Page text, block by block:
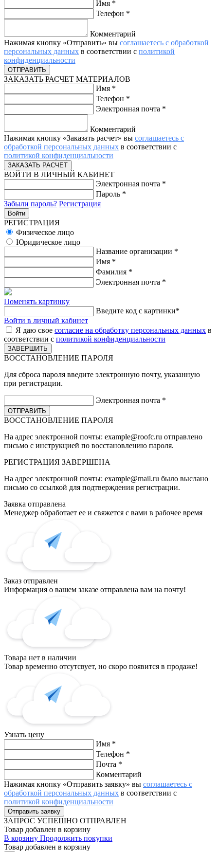
Имя *
Телефон *
Комментарий
Нажимая кнопку «Отправить» вы соглашаетесь с обработкой
персональных данных в соответствии с политикой
конфиденциальности
ЗАКАЗАТЬ РАСЧЕТ МАТЕРИАЛОВ
Имя *
Телефон *
Электронная почта *
Комментарий
Нажимая кнопку «Заказать расчет» вы соглашаетесь с
обработкой персональных данных в соответствии с
политикой конфиденциальности
ВОЙТИ В ЛИЧНЫЙ КАБИНЕТ
Электронная почта *
Пароль *
Забыли пароль? Регистрация
РЕГИСТРАЦИЯ
Физическое лицо
Юридическое лицо
Название организации *
Имя *
Фамилия *
Электронная почта *
Поменять картинку
Введите код с картинки*
Войти в личный кабинет
Я даю свое согласие на обработку персональных данных в
соответствии с политикой конфиденциальности
ВОССТАНОВЛЕНИЕ ПАРОЛЯ
Для сброса пароля введите электронную почту, указанную
при регистрации.
Электронная почта *
ВОССТАНОВЛЕНИЕ ПАРОЛЯ
На адрес электронной почты: example@roofc.ru отправлено
письмо с инструкцией по восстановлению пароля.
РЕГИСТРАЦИЯ ЗАВЕРШЕНА
На адрес электронной почты: example@mail.ru было выслано
письмо со ссылкой для подтверждения регистрации.
Заявка отправлена
Менеджер обработает ее и свяжется с вами в рабочее время
Заказ отправлен
Информация о вашем заказе отправлена вам на почту!
Товара нет в наличии
Товар временно отсутсвует, но скоро появится в продаже!
Узнать цену
Имя *
Телефон *
Почта *
Комментарий
Нажимая кнопку «Отправить заявку» вы соглашаетесь с
обработкой персональных данных в соответствии с
политикой конфиденциальности
ЗАПРОС УСПЕШНО ОТПРАВЛЕН
Товар добавлен в корзину
В корзину Продолжить покупки
Товар добавлен в корзину